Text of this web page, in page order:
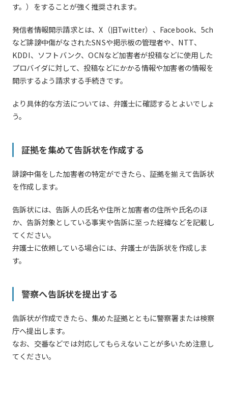
す。）をすることが強く推奨されます。
発信者情報開示請求とは、X（旧Twitter）、Facebook、5ch
など誹謗中傷がなされたSNSや掲示板の管理者や、NTT、
KDDI、ソフトバンク、OCNなど加害者が投稿などに使用した
プロバイダに対して、投稿などにかかる情報や加害者の情報を
開示するよう請求する手続きです。
より具体的な方法については、弁護士に確認するとよいでしょ
う。
証拠を集めて告訴状を作成する
誹謗中傷をした加害者の特定ができたら、証拠を揃えて告訴状
を作成します。
告訴状には、告訴人の氏名や住所と加害者の住所や氏名のほ
か、告訴対象としている事実や告訴に至った経緯などを記載し
てください。
弁護士に依頼している場合には、弁護士が告訴状を作成しま
す。
警察へ告訴状を提出する
告訴状が作成できたら、集めた証拠とともに警察署または検察
庁へ提出します。
なお、交番などでは対応してもらえないことが多いため注意し
てください。